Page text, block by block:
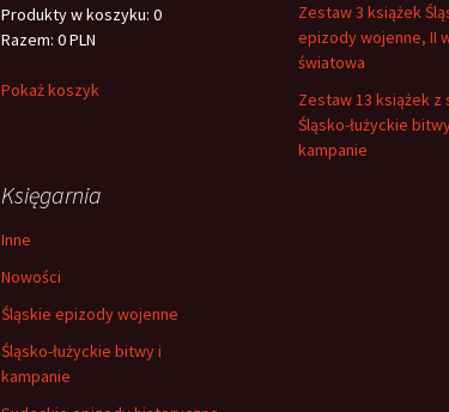
Zestaw 3 książek
epizody wojenne, II
światowa
Zestaw 13 książek z
Śląsko-łużyckie
kampanie
Produkty w koszyku: 0
Razem: 0 PLN
Pokaż koszyk
Księgarnia
Inne
Nowości
Śląskie epizody wojenne
Śląsko-łużyckie bitwy i
kampanie